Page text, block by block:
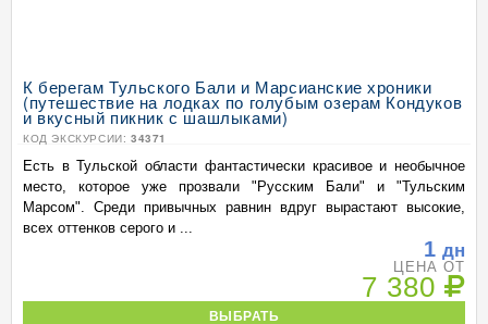
К берегам Тульского Бали и Марсианские хроники
(путешествие на лодках по голубым озерам Кондуков
и вкусный пикник с шашлыками)
КОД ЭКСКУРСИИ: 34371
Есть в Тульской области фантастически красивое и необычное
место, которое уже прозвали "Русским Бали" и "Тульским
Марсом". Среди привычных равнин вдруг вырастают высокие,
всех оттенков серого и ...
1 дн
ЦЕНА ОТ
7 380
ВЫБРАТЬ